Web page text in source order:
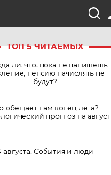
ТОП 5 ЧИТАЕМЫХ
ли, что, пока не напишешь
пенсию начислять не
будут?
обещает нам конец лета?
прогноз на август
августа. События и люди